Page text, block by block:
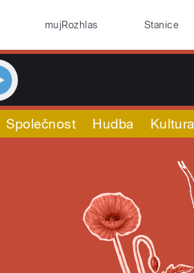
mujRozhlas Stanice
Společnost Hudba Kultura